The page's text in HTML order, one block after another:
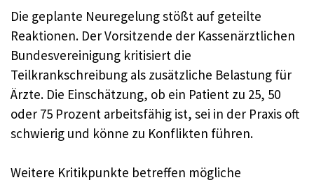
Die geplante Neuregelung stößt auf geteilte
Reaktionen. Der Vorsitzende der Kassenärztlichen
Bundesvereinigung kritisiert die
Teilkrankschreibung als zusätzliche Belastung für
Ärzte. Die Einschätzung, ob ein Patient zu 25, 50
oder 75 Prozent arbeitsfähig ist, sei in der Praxis oft
schwierig und könne zu Konflikten führen.
Weitere Kritikpunkte betreffen mögliche